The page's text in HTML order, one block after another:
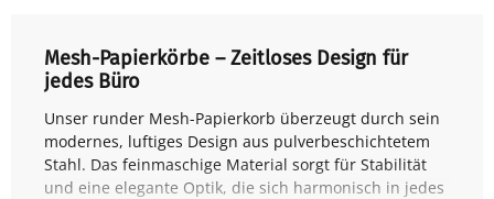
Mesh-Papierkörbe – Zeitloses Design für
jedes Büro
Unser runder Mesh-Papierkorb überzeugt durch sein
modernes, luftiges Design aus pulverbeschichtetem
Stahl. Das feinmaschige Material sorgt für Stabilität
und eine elegante Optik, die sich harmonisch in jedes
Büroambiente einfügt. Mit 15 Litern Volumen und
einem umlaufenden Griffrand ist er besonders
handlich und alltagstauglich – ideal für Papierabfälle